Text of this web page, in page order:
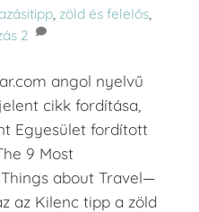
, zöld és felelős,
2
angol nyelvű
cikk fordítása,
Egyesület fordított
9 Most
about Travel—
az Kilenc tipp a zöld